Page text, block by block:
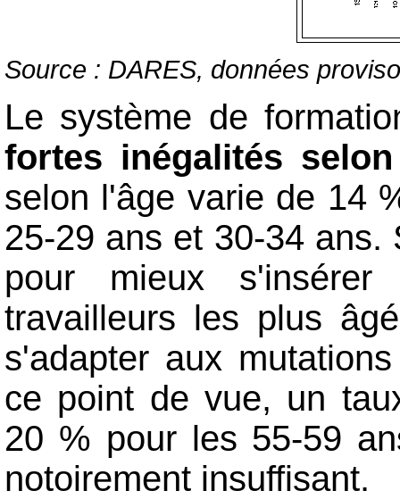
Source : DARES, données
Le système de
fortes inégalités
selon l'âge varie de 14
25-29 ans et 30-34
pour mieux
travailleurs les plus
s'adapter aux
ce point de vue, un
20 % pour les 55-59
notoirement insuffisant.